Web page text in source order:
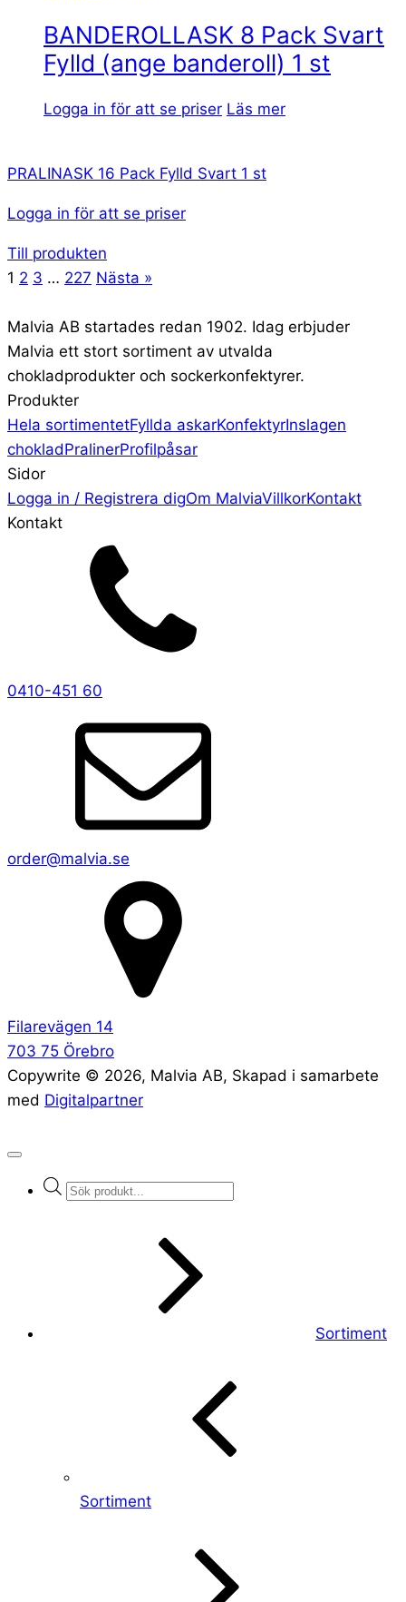
BANDEROLLASK 8 Pack Svart
Fylld (ange banderoll) 1 st
Logga in för att se priser Läs mer
PRALINASK 16 Pack Fylld Svart 1 st
Logga in för att se priser
Till produkten
1 2 3 … 227 Nästa »
Malvia AB startades redan 1902. Idag erbjuder
Malvia ett stort sortiment av utvalda
chokladprodukter och sockerkonfektyrer.
Produkter
Hela sortimentetFyllda askarKonfektyrInslagen
chokladPralinerProfilpåsar
Sidor
Logga in / Registrera digOm MalviaVillkorKontakt
Kontakt
0410-451 60
order@malvia.se
Filarevägen 14
703 75 Örebro
Copywrite © 2026, Malvia AB, Skapad i samarbete
med Digitalpartner
Products
Sortiment
Sortiment